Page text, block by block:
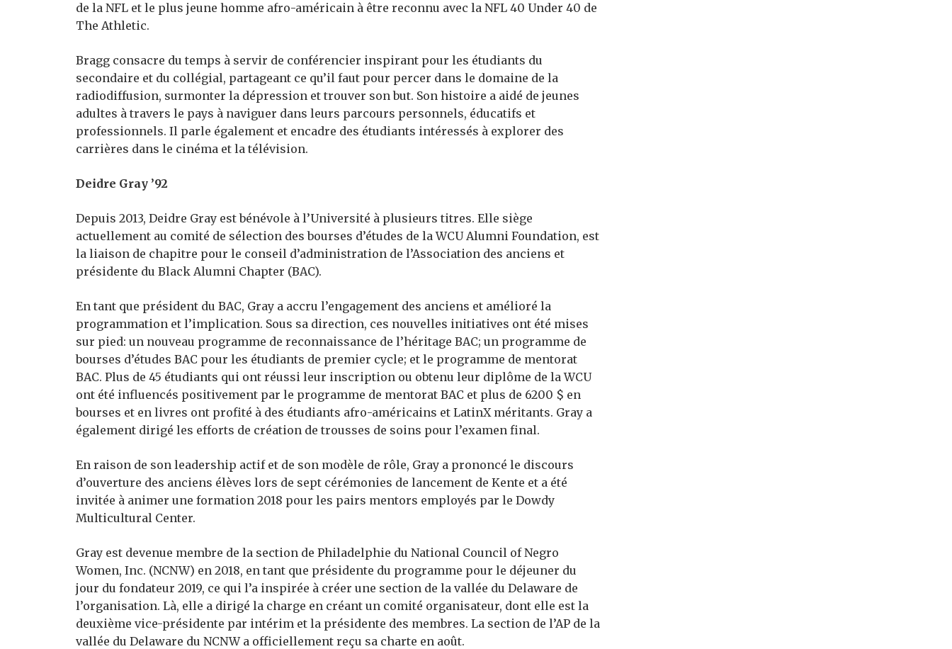
de la NFL et le plus jeune homme afro-américain à être reconnu avec la NFL 40 Under 40 de
The Athletic.
Bragg consacre du temps à servir de conférencier inspirant pour les étudiants du
secondaire et du collégial, partageant ce qu’il faut pour percer dans le domaine de la
radiodiffusion, surmonter la dépression et trouver son but. Son histoire a aidé de jeunes
adultes à travers le pays à naviguer dans leurs parcours personnels, éducatifs et
professionnels. Il parle également et encadre des étudiants intéressés à explorer des
carrières dans le cinéma et la télévision.
Deidre Gray ’92
Depuis 2013, Deidre Gray est bénévole à l’Université à plusieurs titres. Elle siège
actuellement au comité de sélection des bourses d’études de la WCU Alumni Foundation, est
la liaison de chapitre pour le conseil d’administration de l’Association des anciens et
présidente du Black Alumni Chapter (BAC).
En tant que président du BAC, Gray a accru l’engagement des anciens et amélioré la
programmation et l’implication. Sous sa direction, ces nouvelles initiatives ont été mises
sur pied: un nouveau programme de reconnaissance de l’héritage BAC; un programme de
bourses d’études BAC pour les étudiants de premier cycle; et le programme de mentorat
BAC. Plus de 45 étudiants qui ont réussi leur inscription ou obtenu leur diplôme de la WCU
ont été influencés positivement par le programme de mentorat BAC et plus de 6200 $ en
bourses et en livres ont profité à des étudiants afro-américains et LatinX méritants. Gray a
également dirigé les efforts de création de trousses de soins pour l’examen final.
En raison de son leadership actif et de son modèle de rôle, Gray a prononcé le discours
d’ouverture des anciens élèves lors de sept cérémonies de lancement de Kente et a été
invitée à animer une formation 2018 pour les pairs mentors employés par le Dowdy
Multicultural Center.
Gray est devenue membre de la section de Philadelphie du National Council of Negro
Women, Inc. (NCNW) en 2018, en tant que présidente du programme pour le déjeuner du
jour du fondateur 2019, ce qui l’a inspirée à créer une section de la vallée du Delaware de
l’organisation. Là, elle a dirigé la charge en créant un comité organisateur, dont elle est la
deuxième vice-présidente par intérim et la présidente des membres. La section de l’AP de la
vallée du Delaware du NCNW a officiellement reçu sa charte en août.